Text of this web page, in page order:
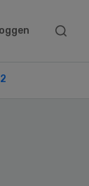
Search